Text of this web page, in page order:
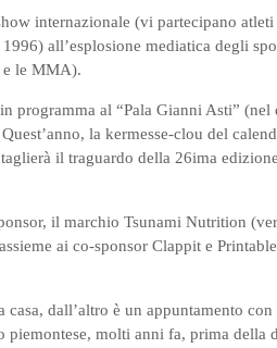
internazionale (vi partecipano
all’esplosione mediatica degli
e le MMA).
programma al “Pala Gianni Asti” (nel
la kermesse-clou del
il traguardo della 26ima
il marchio Tsunami Nutrition
ai co-sponsor Clappit e
dall’altro è un appuntamento
molti anni fa, prima della